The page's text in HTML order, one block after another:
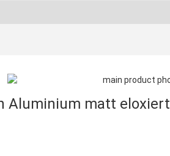
Aluminium matt eloxiert